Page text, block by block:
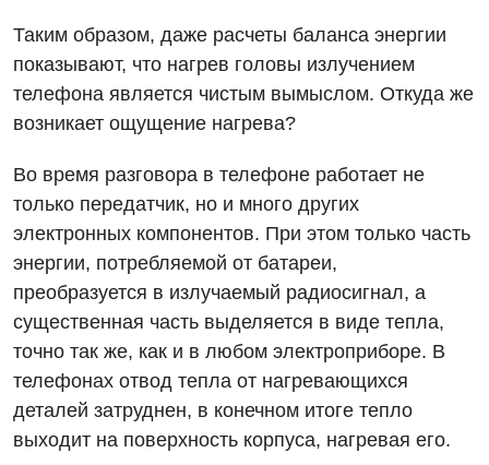
Таким образом, даже расчеты баланса энергии
показывают, что нагрев головы излучением
телефона является чистым вымыслом. Откуда же
возникает ощущение нагрева?
Во время разговора в телефоне работает не
только передатчик, но и много других
электронных компонентов. При этом только часть
энергии, потребляемой от батареи,
преобразуется в излучаемый радиосигнал, а
существенная часть выделяется в виде тепла,
точно так же, как и в любом электроприборе. В
телефонах отвод тепла от нагревающихся
деталей затруднен, в конечном итоге тепло
выходит на поверхность корпуса, нагревая его.